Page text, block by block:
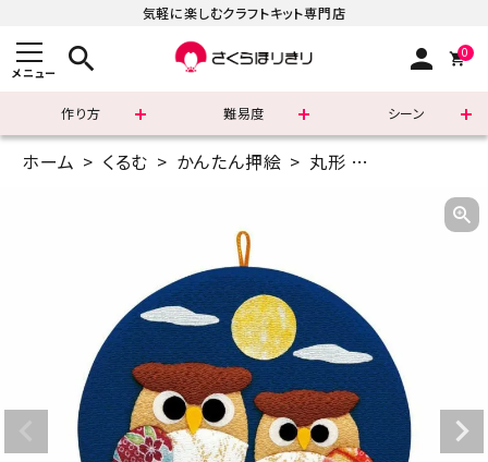
気軽に楽しむクラフトキット専門店
メニュー search person 0
作り方 難易度 シーン
まずはこちら
すべての商品
新着商品
診断チャート
ホーム くるむ かんたん押絵 丸形